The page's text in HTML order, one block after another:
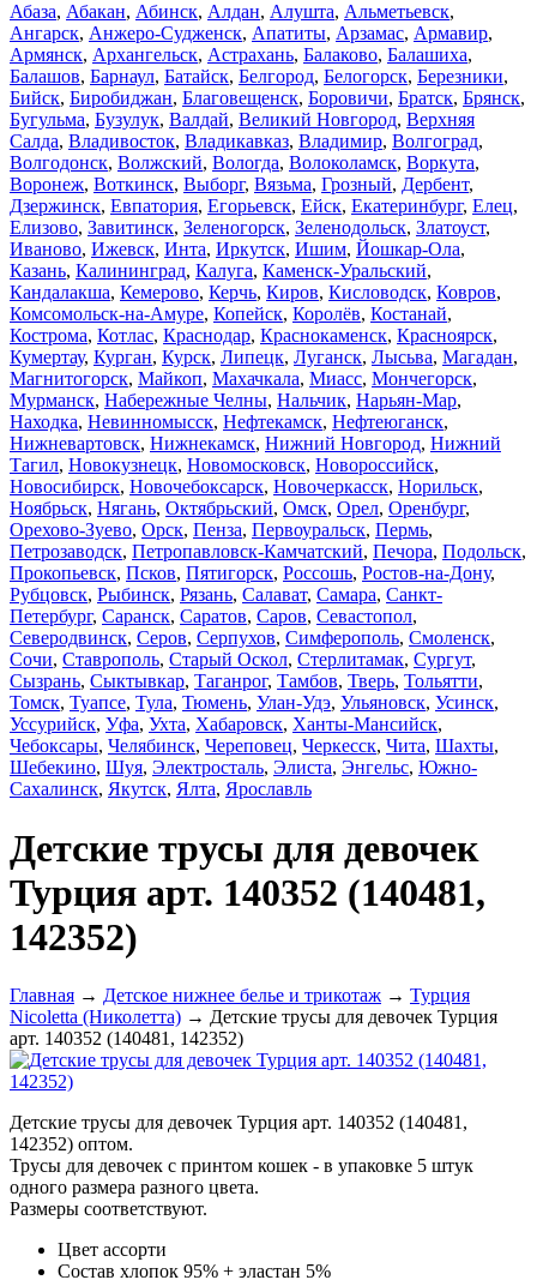
Абаза, Абакан, Абинск, Алдан, Алушта, Альметьевск,
Ангарск, Анжеро-Судженск, Апатиты, Арзамас, Армавир,
Армянск, Архангельск, Астрахань, Балаково, Балашиха,
Балашов, Барнаул, Батайск, Белгород, Белогорск, Березники,
Бийск, Биробиджан, Благовещенск, Боровичи, Братск, Брянск,
Бугульма, Бузулук, Валдай, Великий Новгород, Верхняя
Салда, Владивосток, Владикавказ, Владимир, Волгоград,
Волгодонск, Волжский, Вологда, Волоколамск, Воркута,
Воронеж, Воткинск, Выборг, Вязьма, Грозный, Дербент,
Дзержинск, Евпатория, Егорьевск, Ейск, Екатеринбург, Елец,
Елизово, Завитинск, Зеленогорск, Зеленодольск, Златоуст,
Иваново, Ижевск, Инта, Иркутск, Ишим, Йошкар-Ола,
Казань, Калининград, Калуга, Каменск-Уральский,
Кандалакша, Кемерово, Керчь, Киров, Кисловодск, Ковров,
Комсомольск-на-Амуре, Копейск, Королёв, Костанай,
Кострома, Котлас, Краснодар, Краснокаменск, Красноярск,
Кумертау, Курган, Курск, Липецк, Луганск, Лысьва, Магадан,
Магнитогорск, Майкоп, Махачкала, Миасс, Мончегорск,
Мурманск, Набережные Челны, Нальчик, Нарьян-Мар,
Находка, Невинномысск, Нефтекамск, Нефтеюганск,
Нижневартовск, Нижнекамск, Нижний Новгород, Нижний
Тагил, Новокузнецк, Новомосковск, Новороссийск,
Новосибирск, Новочебоксарск, Новочеркасск, Норильск,
Ноябрьск, Нягань, Октябрьский, Омск, Орел, Оренбург,
Орехово-Зуево, Орск, Пенза, Первоуральск, Пермь,
Петрозаводск, Петропавловск-Камчатский, Печора, Подольск,
Прокопьевск, Псков, Пятигорск, Россошь, Ростов-на-Дону,
Рубцовск, Рыбинск, Рязань, Салават, Самара, Санкт-
Петербург, Саранск, Саратов, Саров, Севастопол,
Северодвинск, Серов, Серпухов, Симферополь, Смоленск,
Сочи, Ставрополь, Старый Оскол, Стерлитамак, Сургут,
Сызрань, Сыктывкар, Таганрог, Тамбов, Тверь, Тольятти,
Томск, Туапсе, Тула, Тюмень, Улан-Удэ, Ульяновск, Усинск,
Уссурийск, Уфа, Ухта, Хабаровск, Ханты-Мансийск,
Чебоксары, Челябинск, Череповец, Черкесск, Чита, Шахты,
Шебекино, Шуя, Электросталь, Элиста, Энгельс, Южно-
Сахалинск, Якутск, Ялта, Ярославль
Детские трусы для девочек
Турция арт. 140352 (140481,
142352)
Главная → Детское нижнее белье и трикотаж → Турция
Nicoletta (Николетта) → Детские трусы для девочек Турция
арт. 140352 (140481, 142352)
Детские трусы для девочек Турция арт. 140352 (140481,
142352) оптом.
Трусы для девочек с принтом кошек - в упаковке 5 штук
одного размера разного цвета.
Размеры соответствуют.
Цвет ассорти
Состав хлопок 95% + эластан 5%